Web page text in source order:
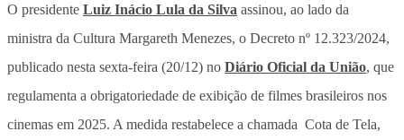
O presidente Luiz Inácio Lula da Silva assinou, ao lado da
ministra da Cultura Margareth Menezes, o Decreto nº 12.323/2024,
publicado nesta sexta-feira (20/12) no Diário Oficial da União, que
regulamenta a obrigatoriedade de exibição de filmes brasileiros nos
cinemas em 2025. A medida restabelece a chamada Cota de Tela,